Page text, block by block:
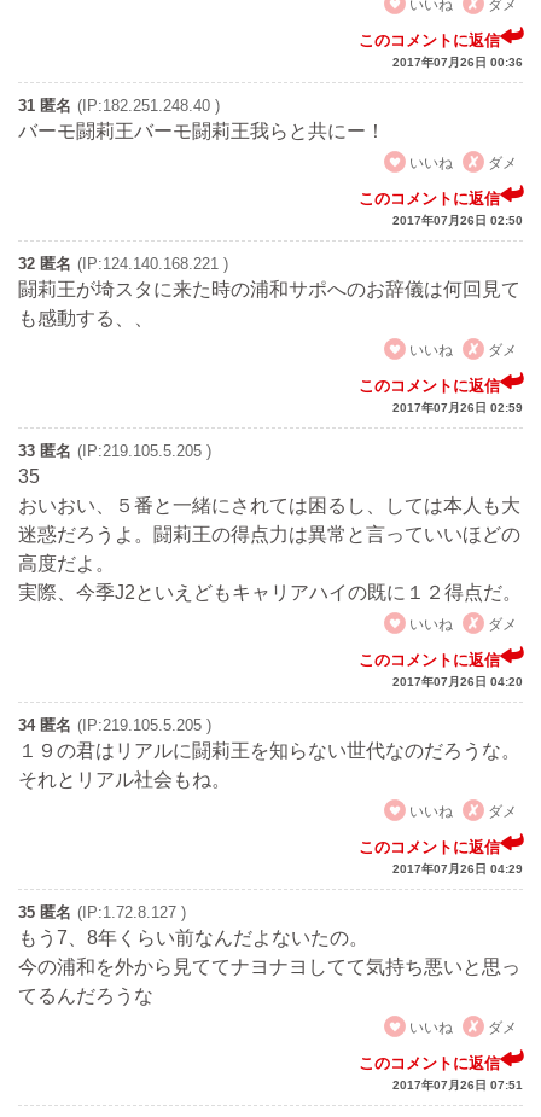
このコメントに返信
2017年07月26日 00:36
31 匿名 (IP:182.251.248.40 )
バーモ闘莉王バーモ闘莉王我らと共にー！
いいね
ダメ
このコメントに返信
2017年07月26日 02:50
32 匿名 (IP:124.140.168.221 )
闘莉王が埼スタに来た時の浦和サポへのお辞儀は何回見て
も感動する、、
いいね
ダメ
このコメントに返信
2017年07月26日 02:59
33 匿名 (IP:219.105.5.205 )
35
おいおい、５番と一緒にされては困るし、しては本人も大
迷惑だろうよ。闘莉王の得点力は異常と言っていいほどの
高度だよ。
実際、今季J2といえどもキャリアハイの既に１２得点だ。
いいね
ダメ
このコメントに返信
2017年07月26日 04:20
34 匿名 (IP:219.105.5.205 )
１９の君はリアルに闘莉王を知らない世代なのだろうな。
それとリアル社会もね。
いいね
ダメ
このコメントに返信
2017年07月26日 04:29
35 匿名 (IP:1.72.8.127 )
もう7、8年くらい前なんだよないたの。
今の浦和を外から見ててナヨナヨしてて気持ち悪いと思っ
てるんだろうな
いいね
ダメ
このコメントに返信
2017年07月26日 07:51